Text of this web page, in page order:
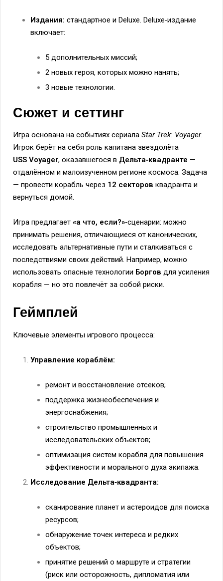
Издания: стандартное и Deluxe. Deluxe‑издание
включает:
5 дополнительных миссий;
2 новых героя, которых можно нанять;
3 новые технологии.
Сюжет и сеттинг
Игра основана на событиях сериала Star Trek: Voyager.
Игрок берёт на себя роль капитана звездолёта
USS Voyager, оказавшегося в Дельта‑квадранте —
отдалённом и малоизученном регионе космоса. Задача
— провести корабль через 12 секторов квадранта и
вернуться домой.
Игра предлагает «а что, если?»‑сценарии: можно
принимать решения, отличающиеся от канонических,
исследовать альтернативные пути и сталкиваться с
последствиями своих действий. Например, можно
использовать опасные технологии Боргов для усиления
корабля — но это повлечёт за собой риски.
Геймплей
Ключевые элементы игрового процесса:
Управление кораблём:
ремонт и восстановление отсеков;
поддержка жизнеобеспечения и
энергоснабжения;
строительство промышленных и
исследовательских объектов;
оптимизация систем корабля для повышения
эффективности и морального духа экипажа.
Исследование Дельта‑квадранта:
сканирование планет и астероидов для поиска
ресурсов;
обнаружение точек интереса и редких
объектов;
принятие решений о маршруте и стратегии
(риск или осторожность, дипломатия или